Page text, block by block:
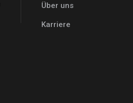
Über uns
Karriere